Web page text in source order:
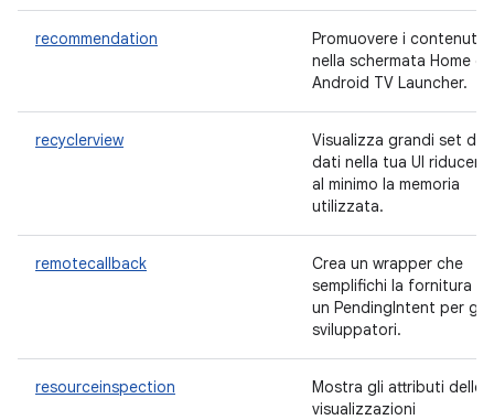
recommendation
Promuovere i contenuti
nella schermata Home di
Android TV Launcher.
recyclerview
Visualizza grandi set di
dati nella tua UI
al minimo la memoria
utilizzata.
remotecallback
Crea un wrapper che
semplifichi la fornitura di
un PendingIntent per gli
sviluppatori.
resourceinspection
Mostra gli attributi delle
visualizzazioni